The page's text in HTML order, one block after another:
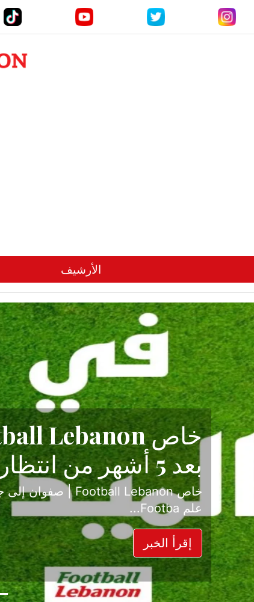
الأرشيف
حكاية نجاح تبدأ
الدرجة الأولى
بعد موسم حافل بالإثارة والصراع في
حسم ل...
إقرأ الخبر